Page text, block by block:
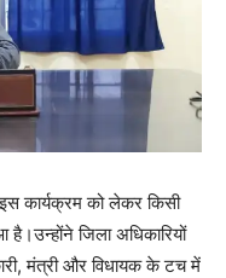
कार्यक्रम को लेकर किसी
जिला अधिकारियों
मंत्री और विधायक के टच में